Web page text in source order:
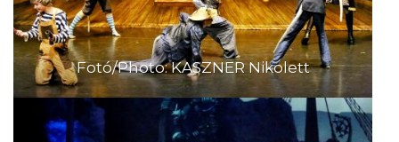
Fotó/Photo: KASZNER Nikolett